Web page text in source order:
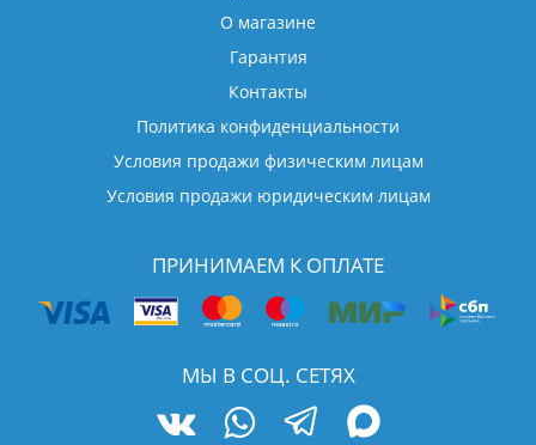
О магазине
Гарантия
Контакты
Политика конфиденциальности
Условия продажи физическим лицам
Условия продажи юридическим лицам
ПРИНИМАЕМ К ОПЛАТЕ
МЫ В СОЦ. СЕТЯХ